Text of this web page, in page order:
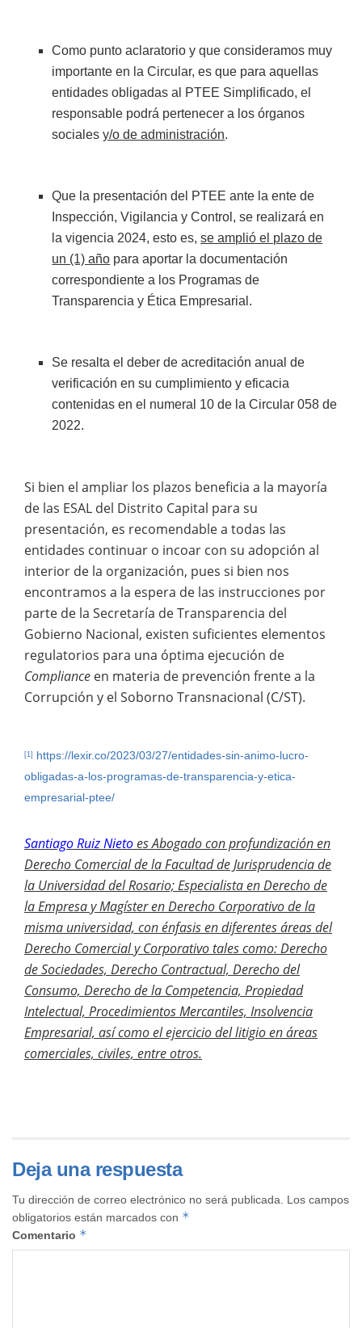
Como punto aclaratorio y que consideramos muy
importante en la Circular, es que para aquellas
entidades obligadas al PTEE Simplificado, el
responsable podrá pertenecer a los órganos
socialesy/o de administración.
Que la presentación del PTEE ante la ente de
Inspección, Vigilancia y Control, se realizará en
la vigencia 2024, esto es,se amplió el plazo de
un (1) año para aportar la documentación
correspondiente a los Programas de
Transparencia y Ética Empresarial.
Se resalta el deber de acreditación anual de
verificación en su cumplimiento y eficacia
contenidas en el numeral 10 de la Circular 058 de
2022.
Si bien el ampliar los plazos beneficia a la mayoría
de las ESAL del Distrito Capital para su
presentación, es recomendable a todas las
entidades continuar o incoar con su adopción al
interior de la organización, pues si bien nos
encontramos a la espera de las instrucciones por
parte de la Secretaría de Transparencia del
Gobierno Nacional, existen suficientes elementos
regulatorios para una óptima ejecución de
Compliance en materia de prevención frente a la
Corrupción y el Soborno Transnacional (C/ST).
[1]
https://lexir.co/2023/03/27/entidades-sin-animo-lucro-
obligadas-a-los-programas-de-transparencia-y-etica-
empresarial-ptee/
Santiago Ruiz NietoesAbogado con profundización en
Derecho Comercial de la Facultad de Jurisprudencia de
la Universidad del Rosario; Especialista en Derecho de
la Empresa y Magíster en Derecho Corporativo de la
misma universidad, con énfasis en diferentes áreas del
Derecho Comercial y Corporativo tales como: Derecho
de Sociedades, Derecho Contractual, Derecho del
Consumo, Derecho de la Competencia, Propiedad
Intelectual, Procedimientos Mercantiles, Insolvencia
Empresarial, así como el ejercicio del litigio en áreas
comerciales, civiles, entre otros.
Deja una respuesta
Tu dirección de correo electrónico no será publicada. Los campos
obligatorios están marcados con *
Comentario *